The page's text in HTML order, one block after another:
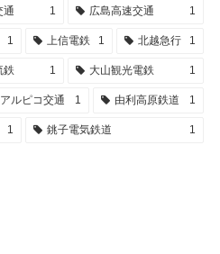
通 1 広島高速交通 1
1 上信電鉄 1 北越急行 1
鉄 1 大山観光電鉄 1
アルピコ交通 1 由利高原鉄道 1
1 銚子電気鉄道 1